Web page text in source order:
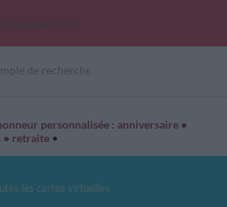
personnalisée : anniversaire •
• retraite •
années de naissance
les cartes virtuelles